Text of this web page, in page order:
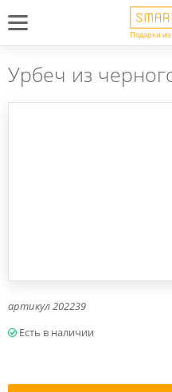
Подарки
Урбеч из
артикул202239